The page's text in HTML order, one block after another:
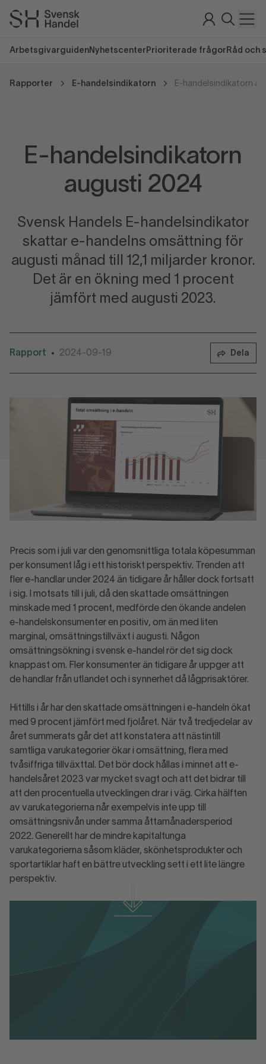
Arbetsgivarguiden Nyhetscenter Prioriterade frågor Råd och
Rapporter E-handelsindikatorn E-handelsindikatorn
E-handelsindikatorn
augusti 2024
Svensk Handels E-handelsindikator
skattar e-handelns omsättning för
augusti månad till 12,1 miljarder kronor.
Det är en ökning med 1 procent
jämfört med augusti 2023.
Rapport • 2024-09-19 Dela
Precis som i juli var den genomsnittliga totala köpesumman
per konsument låg i ett historiskt perspektiv. Trenden att
fler e-handlar under 2024 än tidigare år håller dock fortsatt
i sig. I motsats till i juli, då den skattade omsättningen
minskade med 1 procent, medförde den ökande andelen
e-handelskonsumenter en positiv, om än med liten
marginal, omsättningstillväxt i augusti. Någon
omsättningsökning i svensk e-handel rör det sig dock
knappast om. Fler konsumenter än tidigare år uppger att
de handlar från utlandet och i synnerhet då lågprisaktörer.
Hittills i år har den skattade omsättningen i e-handeln ökat
med 9 procent jämfört med fjolåret. När två tredjedelar av
året summerats går det att konstatera att nästintill
samtliga varukategorier ökar i omsättning, flera med
tvåsiffriga tillväxttal. Det bör dock hållas i minnet att e-
handelsåret 2023 var mycket svagt och att det bidrar till
att den procentuella utvecklingen drar i väg. Cirka hälften
av varukategorierna når exempelvis inte upp till
omsättningsnivån under samma åttamånadersperiod
2022. Generellt har de mindre kapitaltunga
varukategorierna såsom kläder, skönhetsprodukter och
sportartiklar haft en bättre utveckling sett i ett lite längre
perspektiv.